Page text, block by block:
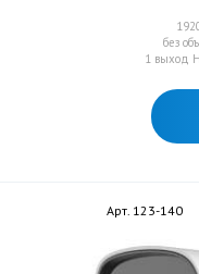
без
1 выход
Арт. 123-140